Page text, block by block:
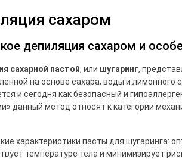
сахаром
депиляция сахаром и
сахарной пастой, или шугаринг,
на основе сахара, воды и лимонного
и сегодня как безопасный и
данный метод относят к категории
характеристики пасты для шугаринга:
температуре тела и минимизирует